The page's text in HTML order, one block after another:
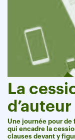
La
d’auteur
Une journée pour
qui encadre la
clauses devant y